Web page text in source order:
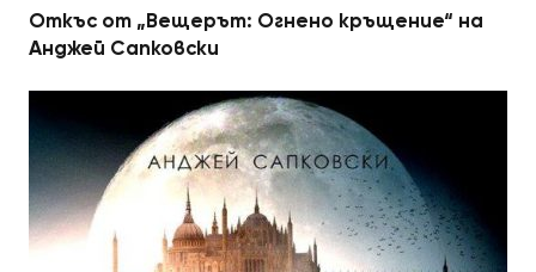
Откъс от „Вещерът: Огнено кръщение“ на
Анджей Сапковски